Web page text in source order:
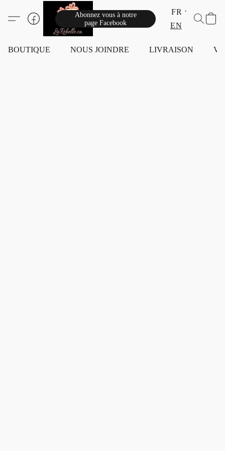
Abonnez vous à notre
page Facebook
FR
EN
BOUTIQUE NOUS JOINDRE LIVRAISON